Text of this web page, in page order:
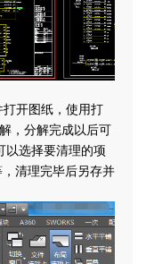
开图纸，使用打
，分解完成以后可
以选择要清理的项
清理完毕后另存并